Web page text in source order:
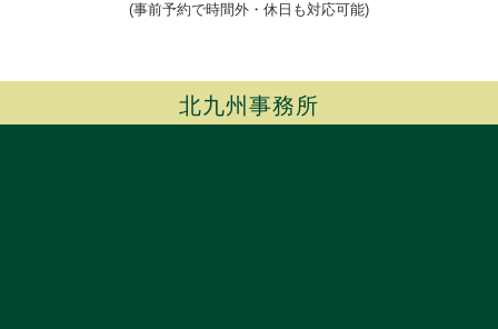
(事前予約で時間外・休日も対応可能)
北九州事務所